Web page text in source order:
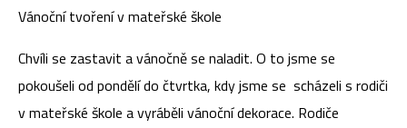
Vánoční tvoření v mateřské škole
Chvíli se zastavit a vánočně se naladit. O to jsme se
pokoušeli od pondělí do čtvrtka, kdy jsme se scházeli s rodiči
v mateřské škole a vyráběli vánoční dekorace. Rodiče